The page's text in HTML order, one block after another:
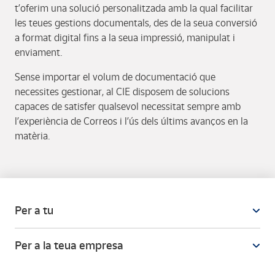
t’oferim una solució personalitzada amb la qual facilitar
les teues gestions documentals, des de la seua conversió
a format digital fins a la seua impressió, manipulat i
enviament.
Sense importar el volum de documentació que
necessites gestionar, al CIE disposem de solucions
capaces de satisfer qualsevol necessitat sempre amb
l’experiència de Correos i l’ús dels últims avanços en la
matèria.
Per a tu
Per a la teua empresa